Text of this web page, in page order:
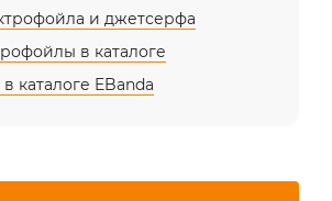
и джетсерфа
в каталоге
каталоге EBanda